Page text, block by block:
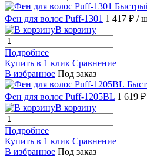
Фен для волос Puff-1301 1 417 ₽ /
В корзину
Подробнее
Купить в 1 клик Сравнение
В избранное Под заказ
Фен для волос Puff-1205BL 1 619 ₽
В корзину
Подробнее
Купить в 1 клик Сравнение
В избранное Под заказ